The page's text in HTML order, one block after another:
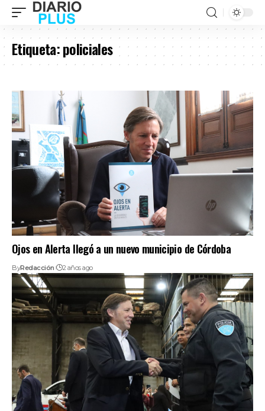
Etiqueta:policiales
Ojos en Alerta llegó a un nuevo municipio de Córdoba
ByRedacción 2 años ago